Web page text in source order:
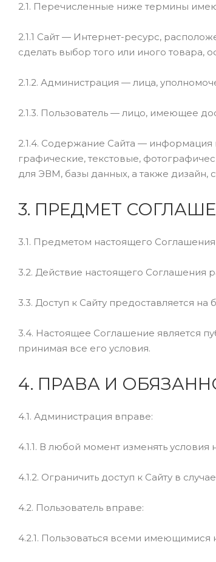
2.1. Перечисленные ниже термины
2.1.1 Сайт — Интернет-ресурс,
сделать выбор того или иного товара,
2.1.2. Администрация — лица,
2.1.3. Пользователь — лицо, имеющее
2.1.4. Содержание Сайта — информация
графические, текстовые,
для ЭВМ, базы данных, а также дизайн,
3. ПРЕДМЕТ
3.1. Предметом настоящего
3.2. Действие настоящего Соглашения
3.3. Доступ к Сайту предоставляется
3.4. Настоящее Соглашение является
принимая все его условия.
4. ПРАВА И
4.1. Администрация вправе:
4.1.1. В любой момент изменять
4.1.2. Ограничить доступ к Сайту в
4.2. Пользователь вправе:
4.2.1. Пользоваться всеми имеющимися